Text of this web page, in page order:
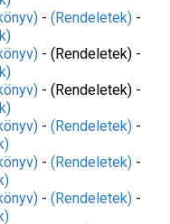
- (Rendeletek) -
- (Rendeletek) -
- (Rendeletek) -
- (Rendeletek) -
- (Rendeletek) -
- (Rendeletek) -